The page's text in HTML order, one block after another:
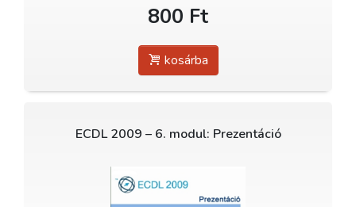
800 Ft
kosárba
ECDL 2009 – 6. modul: Prezentáció